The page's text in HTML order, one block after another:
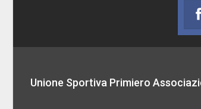
Unione Sportiva Primiero